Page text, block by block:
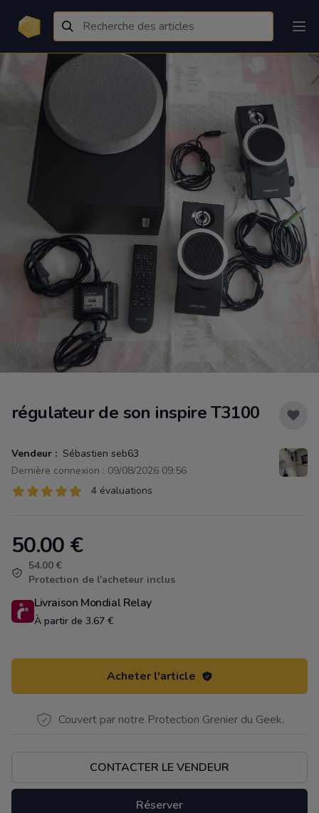
régulateur de son inspire T3100
Vendeur : Sébastien seb63
Dernière connexion : 09/08/2026 09:56
Évaluations
4 sur 5 étoiles 4 évaluations
Product information
50.00 €
54.00 €
Protection de l'acheteur inclus
Livraison Mondial Relay
À partir de 3.67 €
Acheter l'article
Couvert par notre Protection Grenier du Geek.
CONTACTER LE VENDEUR
Réserver